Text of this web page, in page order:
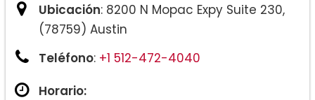
Ley LGBTQ+ de Texas:
Ubicación: 8200 N Mopac Expy Suite 230,
(78759) Austin
Teléfono: +1 512-472-4040
Horario: